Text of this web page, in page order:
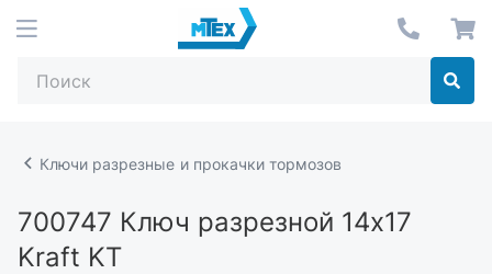
Ключи разрезные и прокачки тормозов
700747 Ключ разрезной 14х17
Kraft KT